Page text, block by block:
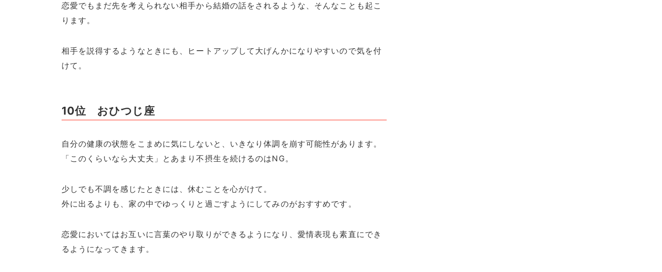
恋愛でもまだ先を考えられない相手から結婚の話をされるような、そんなことも起こ
ります。
相手を説得するようなときにも、ヒートアップして大げんかになりやすいので気を付
けて。
10位 おひつじ座
自分の健康の状態をこまめに気にしないと、いきなり体調を崩す可能性があります。
「このくらいなら大丈夫」とあまり不摂生を続けるのはNG。
少しでも不調を感じたときには、休むことを心がけて。
外に出るよりも、家の中でゆっくりと過ごすようにしてみのがおすすめです。
恋愛においてはお互いに言葉のやり取りができるようになり、愛情表現も素直にでき
るようになってきます。